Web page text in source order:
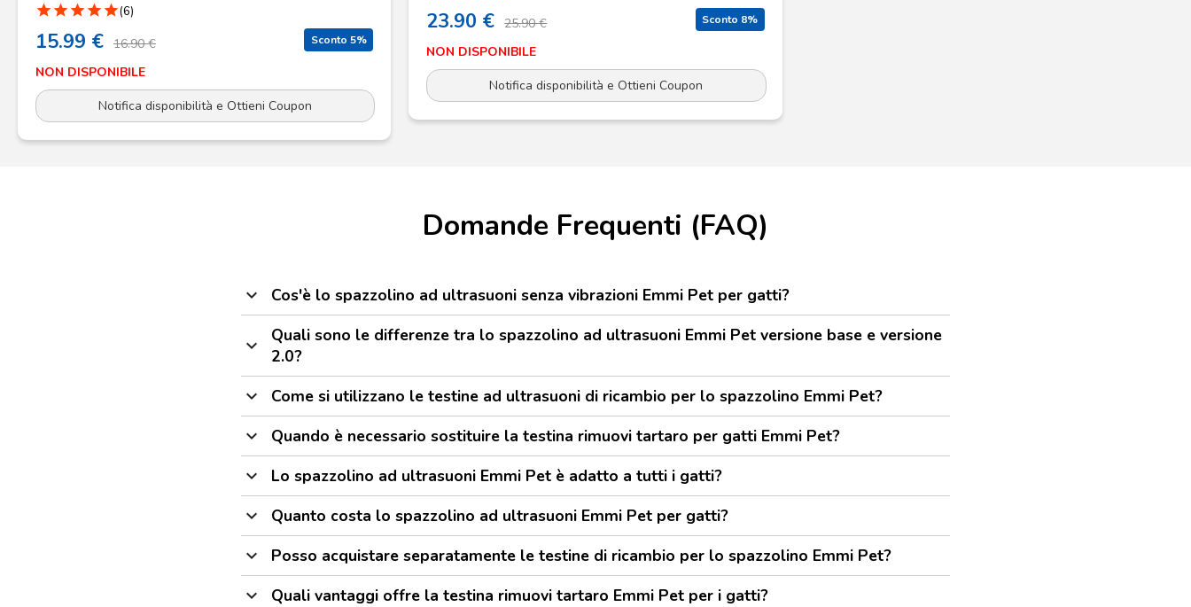
star star star star star(6)
15.99 € 16.90 € Sconto 5%
NON DISPONIBILE
Notifica disponibilità e Ottieni Coupon
23.90 € 25.90 € Sconto 8%
NON DISPONIBILE
Notifica disponibilità e Ottieni Coupon
Domande Frequenti (FAQ)
expand_more Cos'è lo spazzolino ad ultrasuoni senza vibrazioni Emmi Pet per gatti?
expand_more
Quali sono le differenze tra lo spazzolino ad ultrasuoni Emmi Pet versione base e versione
2.0?
expand_more
Come si utilizzano le testine ad ultrasuoni di ricambio per lo spazzolino Emmi Pet?
expand_more
Quando è necessario sostituire la testina rimuovi tartaro per gatti Emmi Pet?
expand_more
Lo spazzolino ad ultrasuoni Emmi Pet è adatto a tutti i gatti?
expand_more
Quanto costa lo spazzolino ad ultrasuoni Emmi Pet per gatti?
expand_more
Posso acquistare separatamente le testine di ricambio per lo spazzolino Emmi Pet?
expand_more
Quali vantaggi offre la testina rimuovi tartaro Emmi Pet per i gatti?